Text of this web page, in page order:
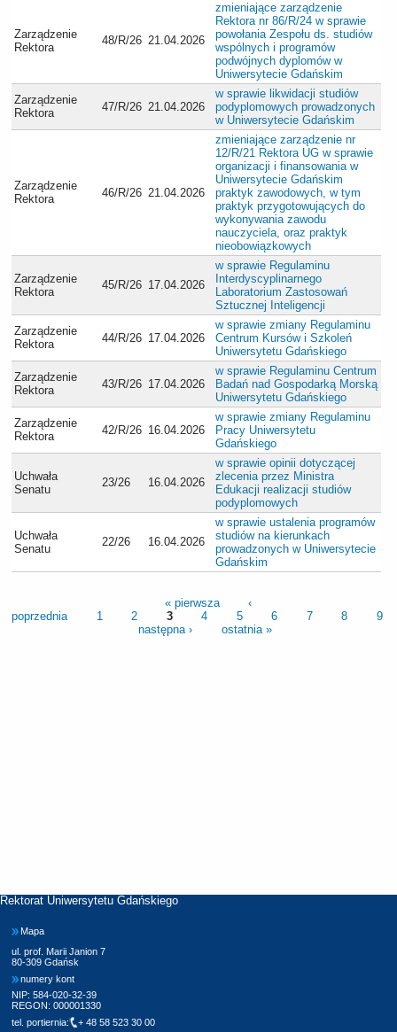
Zarządzenie
Rektora
48/R/26 21.04.2026
zmieniające zarządzenie
Rektora nr 86/R/24 w sprawie
powołania Zespołu ds. studiów
wspólnych i programów
podwójnych dyplomów w
Uniwersytecie Gdańskim
Zarządzenie
Rektora
47/R/26 21.04.2026
w sprawie likwidacji studiów
podyplomowych prowadzonych
w Uniwersytecie Gdańskim
Zarządzenie
Rektora
46/R/26 21.04.2026
zmieniające zarządzenie nr
12/R/21 Rektora UG w sprawie
organizacji i finansowania w
Uniwersytecie Gdańskim
praktyk zawodowych, w tym
praktyk przygotowujących do
wykonywania zawodu
nauczyciela, oraz praktyk
nieobowiązkowych
Zarządzenie
Rektora
45/R/26 17.04.2026
w sprawie Regulaminu
Interdyscyplinarnego
Laboratorium Zastosowań
Sztucznej Inteligencji
Zarządzenie
Rektora
44/R/26 17.04.2026
w sprawie zmiany Regulaminu
Centrum Kursów i Szkoleń
Uniwersytetu Gdańskiego
Zarządzenie
Rektora
43/R/26 17.04.2026
w sprawie Regulaminu Centrum
Badań nad Gospodarką Morską
Uniwersytetu Gdańskiego
Zarządzenie
Rektora
42/R/26 16.04.2026
w sprawie zmiany Regulaminu
Pracy Uniwersytetu
Gdańskiego
Uchwała
Senatu
23/26 16.04.2026
w sprawie opinii dotyczącej
zlecenia przez Ministra
Edukacji realizacji studiów
podyplomowych
Uchwała
Senatu
22/26 16.04.2026
w sprawie ustalenia programów
studiów na kierunkach
prowadzonych w Uniwersytecie
Gdańskim
« pierwsza
‹
poprzednia
1 2 3 4 5 6 7 8
9
następna ›
ostatnia »
Rektorat Uniwersytetu Gdańskiego
Mapa
ul. prof. Marii Janion 7
80-309 Gdańsk
numery kont
NIP: 584-020-32-39
REGON: 000001330
tel. portiernia:
+ 48 58 523 30 00